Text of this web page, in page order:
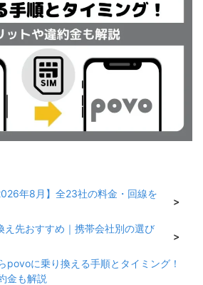
年8月】全23社の料金・回線を
>
え先おすすめ｜携帯会社別の選び
>
povoに乗り換える手順とタイミング！
金も解説